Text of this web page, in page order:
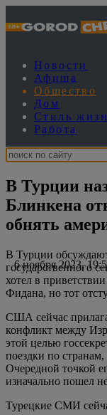
Новости
Афиша
Общество
Дом
Стиль
Работа
В Турции
Блинкена
обнять
6 ноября 2023,
В Турции
государственного
хотел в
Фидана, но тот
США сейчас
конфликт между
этой целью
поездки по
Очередной точкой
изначально пошел
Турецкие СМИ